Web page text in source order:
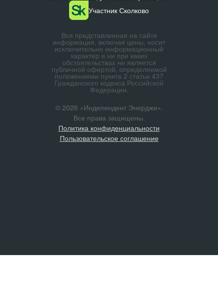
Участник Сколково
Вся представленная на сайте
информация, включая цены, носит
исключительно информационный
характер и ни при каких
обстоятельствах не является
публичной офертой, определяемой
положениями пункта 2 статьи 437
Гражданского кодекса Российской
Федерации.
© 2026 «Индепендент Энерджи».
Все права защищены.
Политика конфиденциальности
Пользовательское соглашение